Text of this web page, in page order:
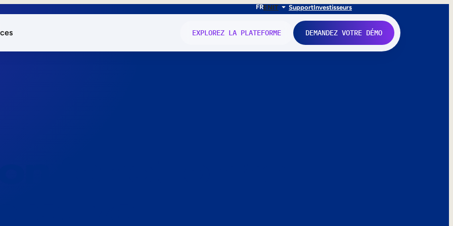
FRENIT SupportInvestisseurs
EXPLOREZ LA PLATEFORME DEMANDEZ VOTRE DÉMO